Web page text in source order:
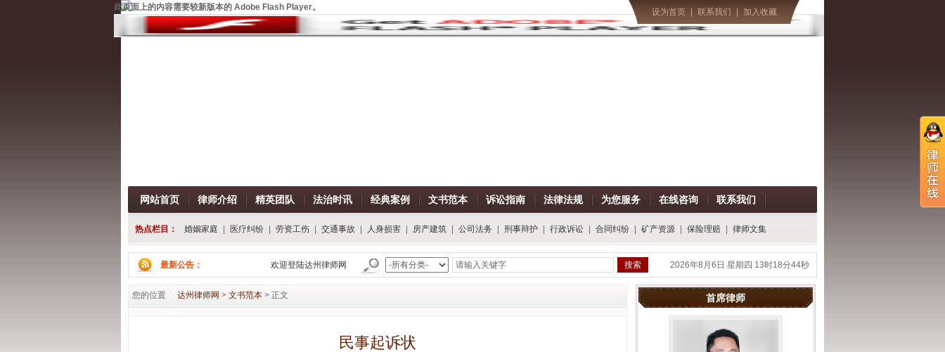
此页面上的内容需要较新版本的 Adobe Flash Player。 设为首页 联系我们 加入收藏
网站首页 律师介绍 精英团队 法治时讯 经典案例 文书范本 诉讼指南 法律法规 为您服务 在线咨询 联系我们
热点栏目： 婚姻家庭 医疗纠纷 劳资工伤 交通事故 人身损害 房产建筑 公司法务 刑事辩护 行政诉讼 合同纠纷 矿产资源 保险理赔 律师文集
最新公告： 欢迎登陆达州律师网，我们将为您提供一流的法律服务！ 2026年8月6日 星期四 13时18分44秒
您的位置 达州律师网 > 文书范本 > 正文
民事起诉状
首席律师